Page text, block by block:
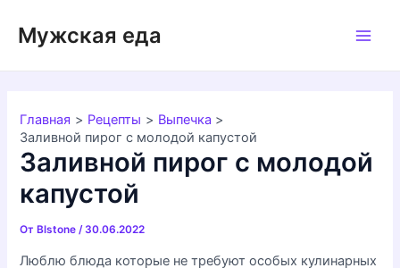
содержимому
Мужская еда
Главная Рецепты
Выпечка
Заливной пирог с молодой капустой
Заливной пирог с молодой
капустой
ОтBlstone / 30.06.2022
Люблю блюда которые не требуют особых кулинарных